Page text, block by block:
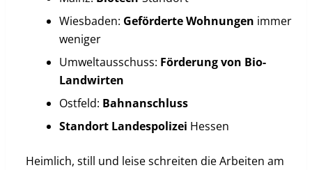
Wiesbaden: GeförderteWohnungen immer
weniger
Umweltausschuss: Förderung von Bio-
Landwirten
Ostfeld: Bahnanschluss
Standort Landespolizei Hessen
Heimlich, still und leise schreiten die Arbeiten am